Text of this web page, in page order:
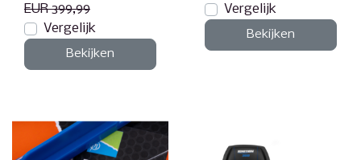
EUR 399,99
Vergelijk
Bekijken
Vergelijk
Bekijken